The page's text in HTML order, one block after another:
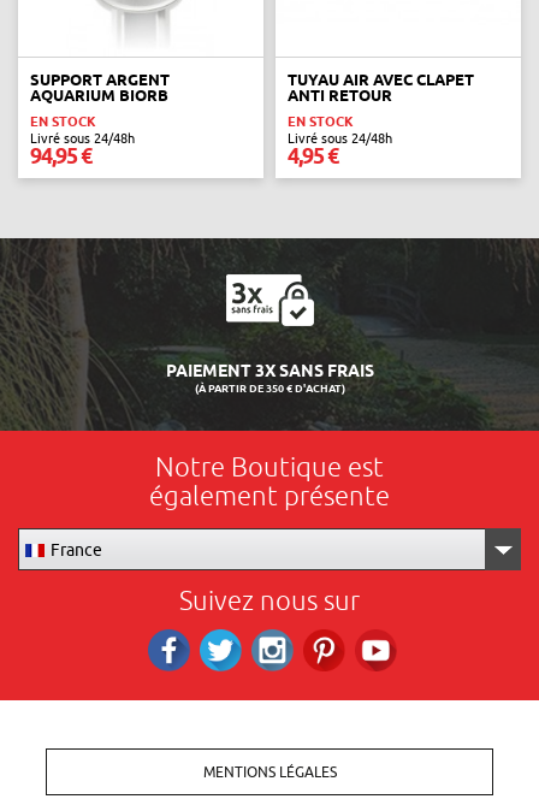
SUPPORT ARGENT
AQUARIUM BIORB
EN STOCK
Livré sous 24/48h
94,95 €
TUYAU AIR AVEC CLAPET
ANTI RETOUR
EN STOCK
Livré sous 24/48h
4,95 €
LIVRAISON 24/48H
Notre Boutique est
également présente
France
Suivez nous sur
MENTIONS LÉGALES